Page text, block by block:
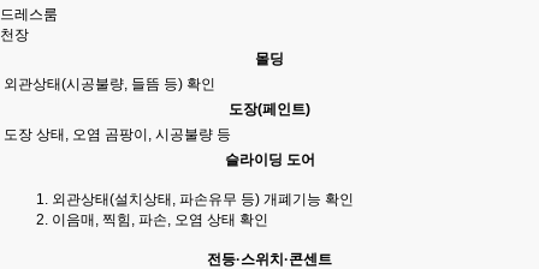
드레스룸
천장
몰딩
외관상태(시공불량, 들뜸 등) 확인
도장(페인트)
도장 상태, 오염 곰팡이, 시공불량 등
슬라이딩 도어
외관상태(설치상태, 파손유무 등) 개폐기능 확인
이음매, 찍힘, 파손, 오염 상태 확인
전등·스위치·콘센트